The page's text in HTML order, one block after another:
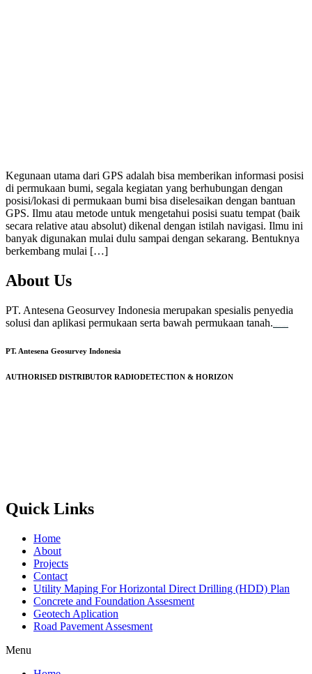
Kegunaan utama dari GPS adalah bisa memberikan informasi posisi
di permukaan bumi, segala kegiatan yang berhubungan dengan
posisi/lokasi di permukaan bumi bisa diselesaikan dengan bantuan
GPS. Ilmu atau metode untuk mengetahui posisi suatu tempat (baik
secara relative atau absolut) dikenal dengan istilah navigasi. Ilmu ini
banyak digunakan mulai dulu sampai dengan sekarang. Bentuknya
berkembang mulai […]
About Us
PT. Antesena Geosurvey Indonesia merupakan spesialis penyedia
solusi dan aplikasi permukaan serta bawah permukaan tanah.
PT. Antesena Geosurvey Indonesia
AUTHORISED DISTRIBUTOR RADIODETECTION & HORIZON
Quick Links
Home
About
Projects
Contact
Utility Maping For Horizontal Direct Drilling (HDD) Plan
Concrete and Foundation Assesment
Geotech Aplication
Road Pavement Assesment
Menu